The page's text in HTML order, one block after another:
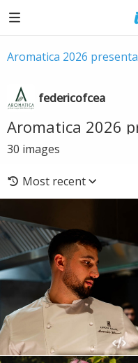
Aromatica 2026
federicofcea
Aromatica 2026
30 images
Most recent